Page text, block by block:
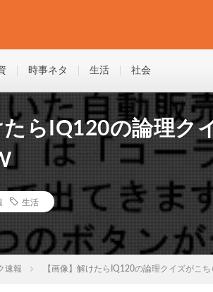
時事ネタ 生活 社会
たらIQ120の論理ク
生活
速報 【画像】解けたらIQ120の論理クイズがこ